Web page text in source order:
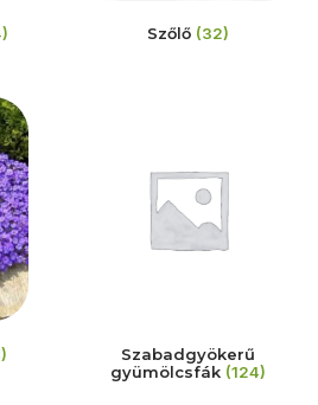
Szőlő (32)
Szabadgyökerű
gyümölcsfák (124)